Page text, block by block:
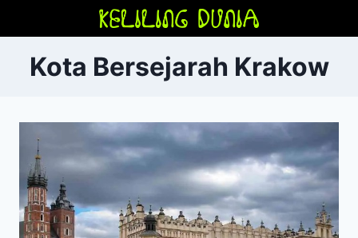
contentKota Bersejarah Krakow